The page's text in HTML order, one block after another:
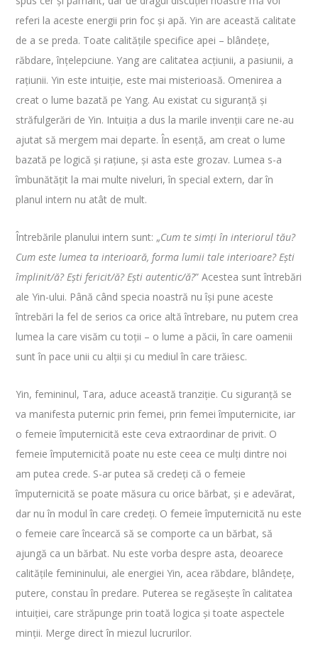
referi la aceste energii prin foc și apă. Yin are această calitate
de a se preda. Toate calitățile specifice apei – blândețe,
răbdare, înțelepciune. Yang are calitatea acțiunii, a pasiunii, a
rațiunii. Yin este intuiție, este mai misterioasă. Omenirea a
creat o lume bazată pe Yang. Au existat cu siguranță și
străfulgerări de Yin. Intuiția a dus la marile invenții care ne-au
ajutat să mergem mai departe. În esență, am creat o lume
bazată pe logică și rațiune, și asta este grozav. Lumea s-a
îmbunătățit la mai multe niveluri, în special extern, dar în
planul intern nu atât de mult.
Întrebările planului intern sunt: „Cum te simți în interiorul tău?
Cum este lumea ta interioară, forma lumii tale interioare? Ești
împlinit/ă? Ești fericit/ă? Ești autentic/ă?” Acestea sunt întrebări
ale Yin-ului. Până când specia noastră nu își pune aceste
întrebări la fel de serios ca orice altă întrebare, nu putem crea
lumea la care visăm cu toții – o lume a păcii, în care oamenii
sunt în pace unii cu alții și cu mediul în care trăiesc.
Yin, femininul, Tara, aduce această tranziție. Cu siguranță se
va manifesta puternic prin femei, prin femei împuternicite, iar
o femeie împuternicită este ceva extraordinar de privit. O
femeie împuternicită poate nu este ceea ce mulți dintre noi
am putea crede. S-ar putea să credeți că o femeie
împuternicită se poate măsura cu orice bărbat, și e adevărat,
dar nu în modul în care credeți. O femeie împuternicită nu este
o femeie care încearcă să se comporte ca un bărbat, să
ajungă ca un bărbat. Nu este vorba despre asta, deoarece
calitățile femininului, ale energiei Yin, acea răbdare, blândețe,
putere, constau în predare. Puterea se regăsește în calitatea
intuiției, care străpunge prin toată logica și toate aspectele
minții. Merge direct în miezul lucrurilor.